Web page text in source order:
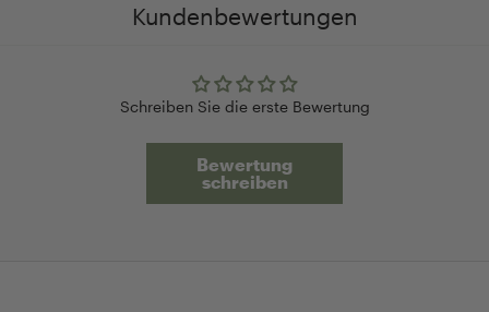
Kundenbewertungen
Schreiben Sie die erste Bewertung
Bewertung
schreiben